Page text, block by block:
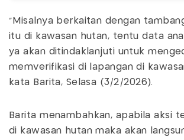
"Misalnya berkaitan dengan
itu di kawasan hutan, tentu data
ya akan ditindaklanjuti untuk
memverifikasi di lapangan di
kata Barita, Selasa (3/2/2026).
Barita menambahkan, apabila aksi
di kawasan hutan maka akan